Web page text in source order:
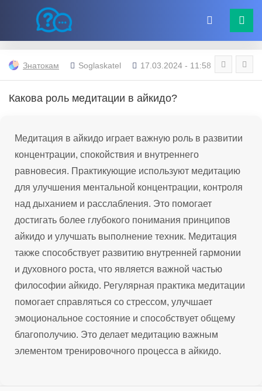
Знатокам Soglaskatel 17.03.2024 - 11:58
Какова роль медитации в айкидо?
Медитация в айкидо играет важную роль в развитии
концентрации, спокойствия и внутреннего
равновесия. Практикующие используют медитацию
для улучшения ментальной концентрации, контроля
над дыханием и расслабления. Это помогает
достигать более глубокого понимания принципов
айкидо и улучшать выполнение техник. Медитация
также способствует развитию внутренней гармонии
и духовного роста, что является важной частью
философии айкидо. Регулярная практика медитации
помогает справляться со стрессом, улучшает
эмоциональное состояние и способствует общему
благополучию. Это делает медитацию важным
элементом тренировочного процесса в айкидо.